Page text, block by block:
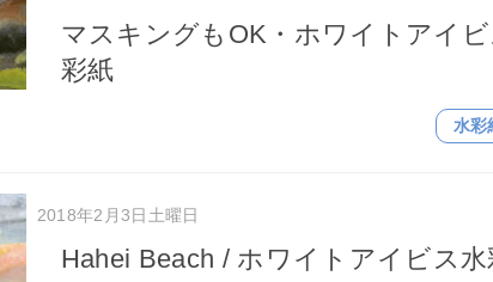
マスキングもOK・ホワイトアイ
彩紙
水彩
2018年2月3日土曜日
Hahei Beach / ホワイトアイビス水